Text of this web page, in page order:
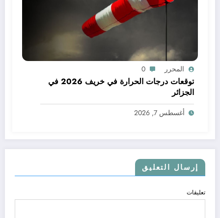
المحرر 0
توقعات درجات الحرارة في خريف 2026 في
الجزائر
أغسطس 7, 2026
إرسال التعليق
تعليقات